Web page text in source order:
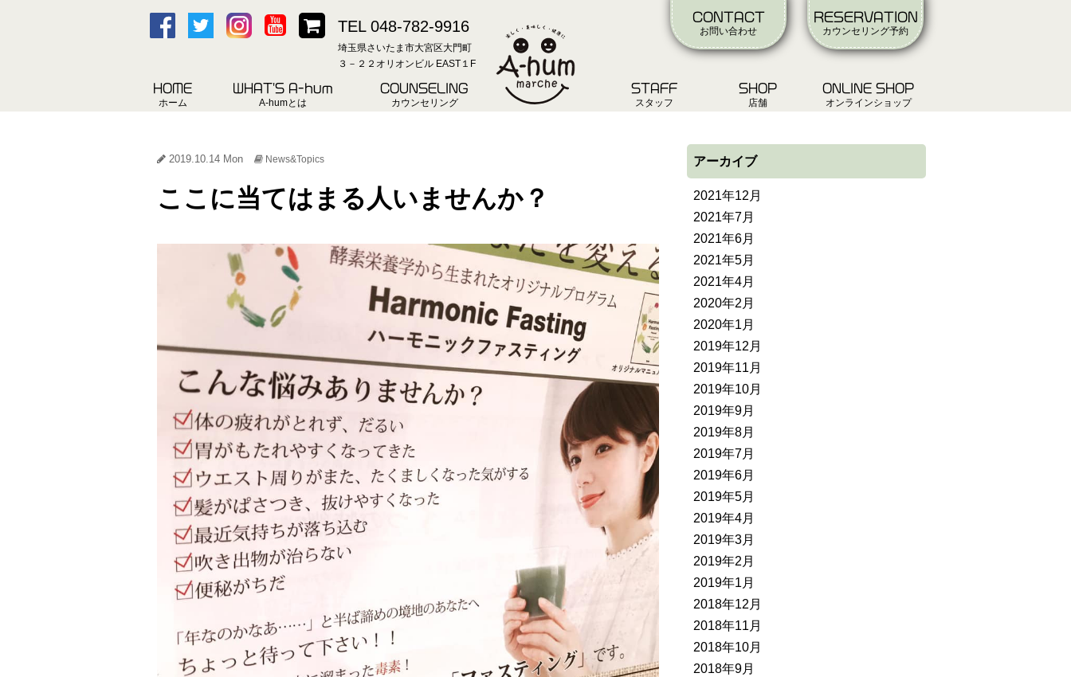
TEL 048-782-9916
埼玉県さいたま市大宮区大門町
３－２２オリオンビル EAST１F
CONTACT
お問い合わせ
RESERVATION
カウンセリング予約
HOME
ホーム
WHAT'S A-hum
A-humとは
COUNSELING
カウンセリング
STAFF
スタッフ
SHOP
店舗
ONLINE SHOP
オンラインショップ
2019.10.14 Mon News&Topics
ここに当てはまる人いませんか？
アーカイブ
2021年12月
2021年7月
2021年6月
2021年5月
2021年4月
2020年2月
2020年1月
2019年12月
2019年11月
2019年10月
2019年9月
2019年8月
2019年7月
2019年6月
2019年5月
2019年4月
2019年3月
2019年2月
2019年1月
2018年12月
2018年11月
2018年10月
2018年9月